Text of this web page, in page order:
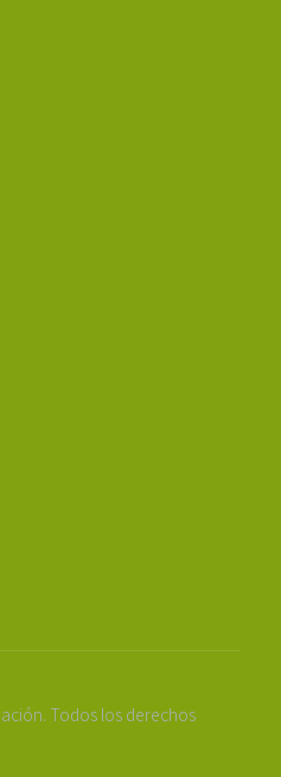
Todos los derechos